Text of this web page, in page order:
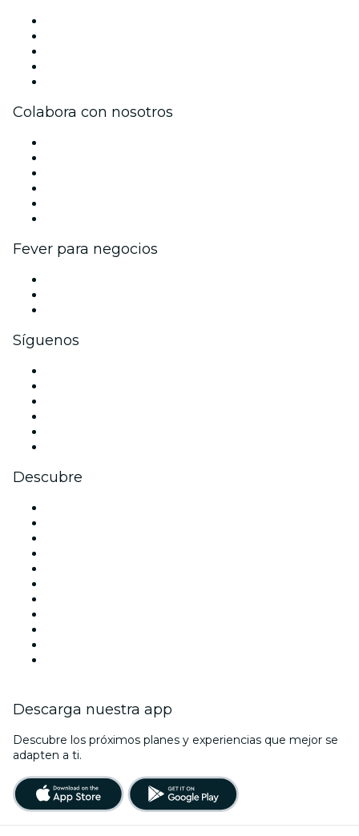
Colabora con nosotros
Fever para negocios
Síguenos
Descubre
Descarga nuestra app
Descubre los próximos planes y experiencias que mejor se
adapten a ti.